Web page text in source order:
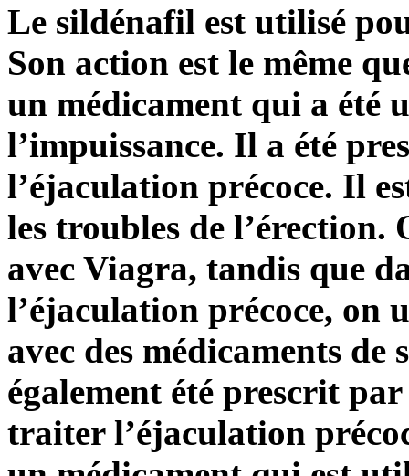
Le sildénafil est utilisé
Son action est le même
un médicament qui a été
l’impuissance. Il a été
l’éjaculation précoce. Il
les troubles de
avec Viagra, tandis que
l’éjaculation précoce, on
avec des médicaments
également été prescrit
traiter l’éjaculation